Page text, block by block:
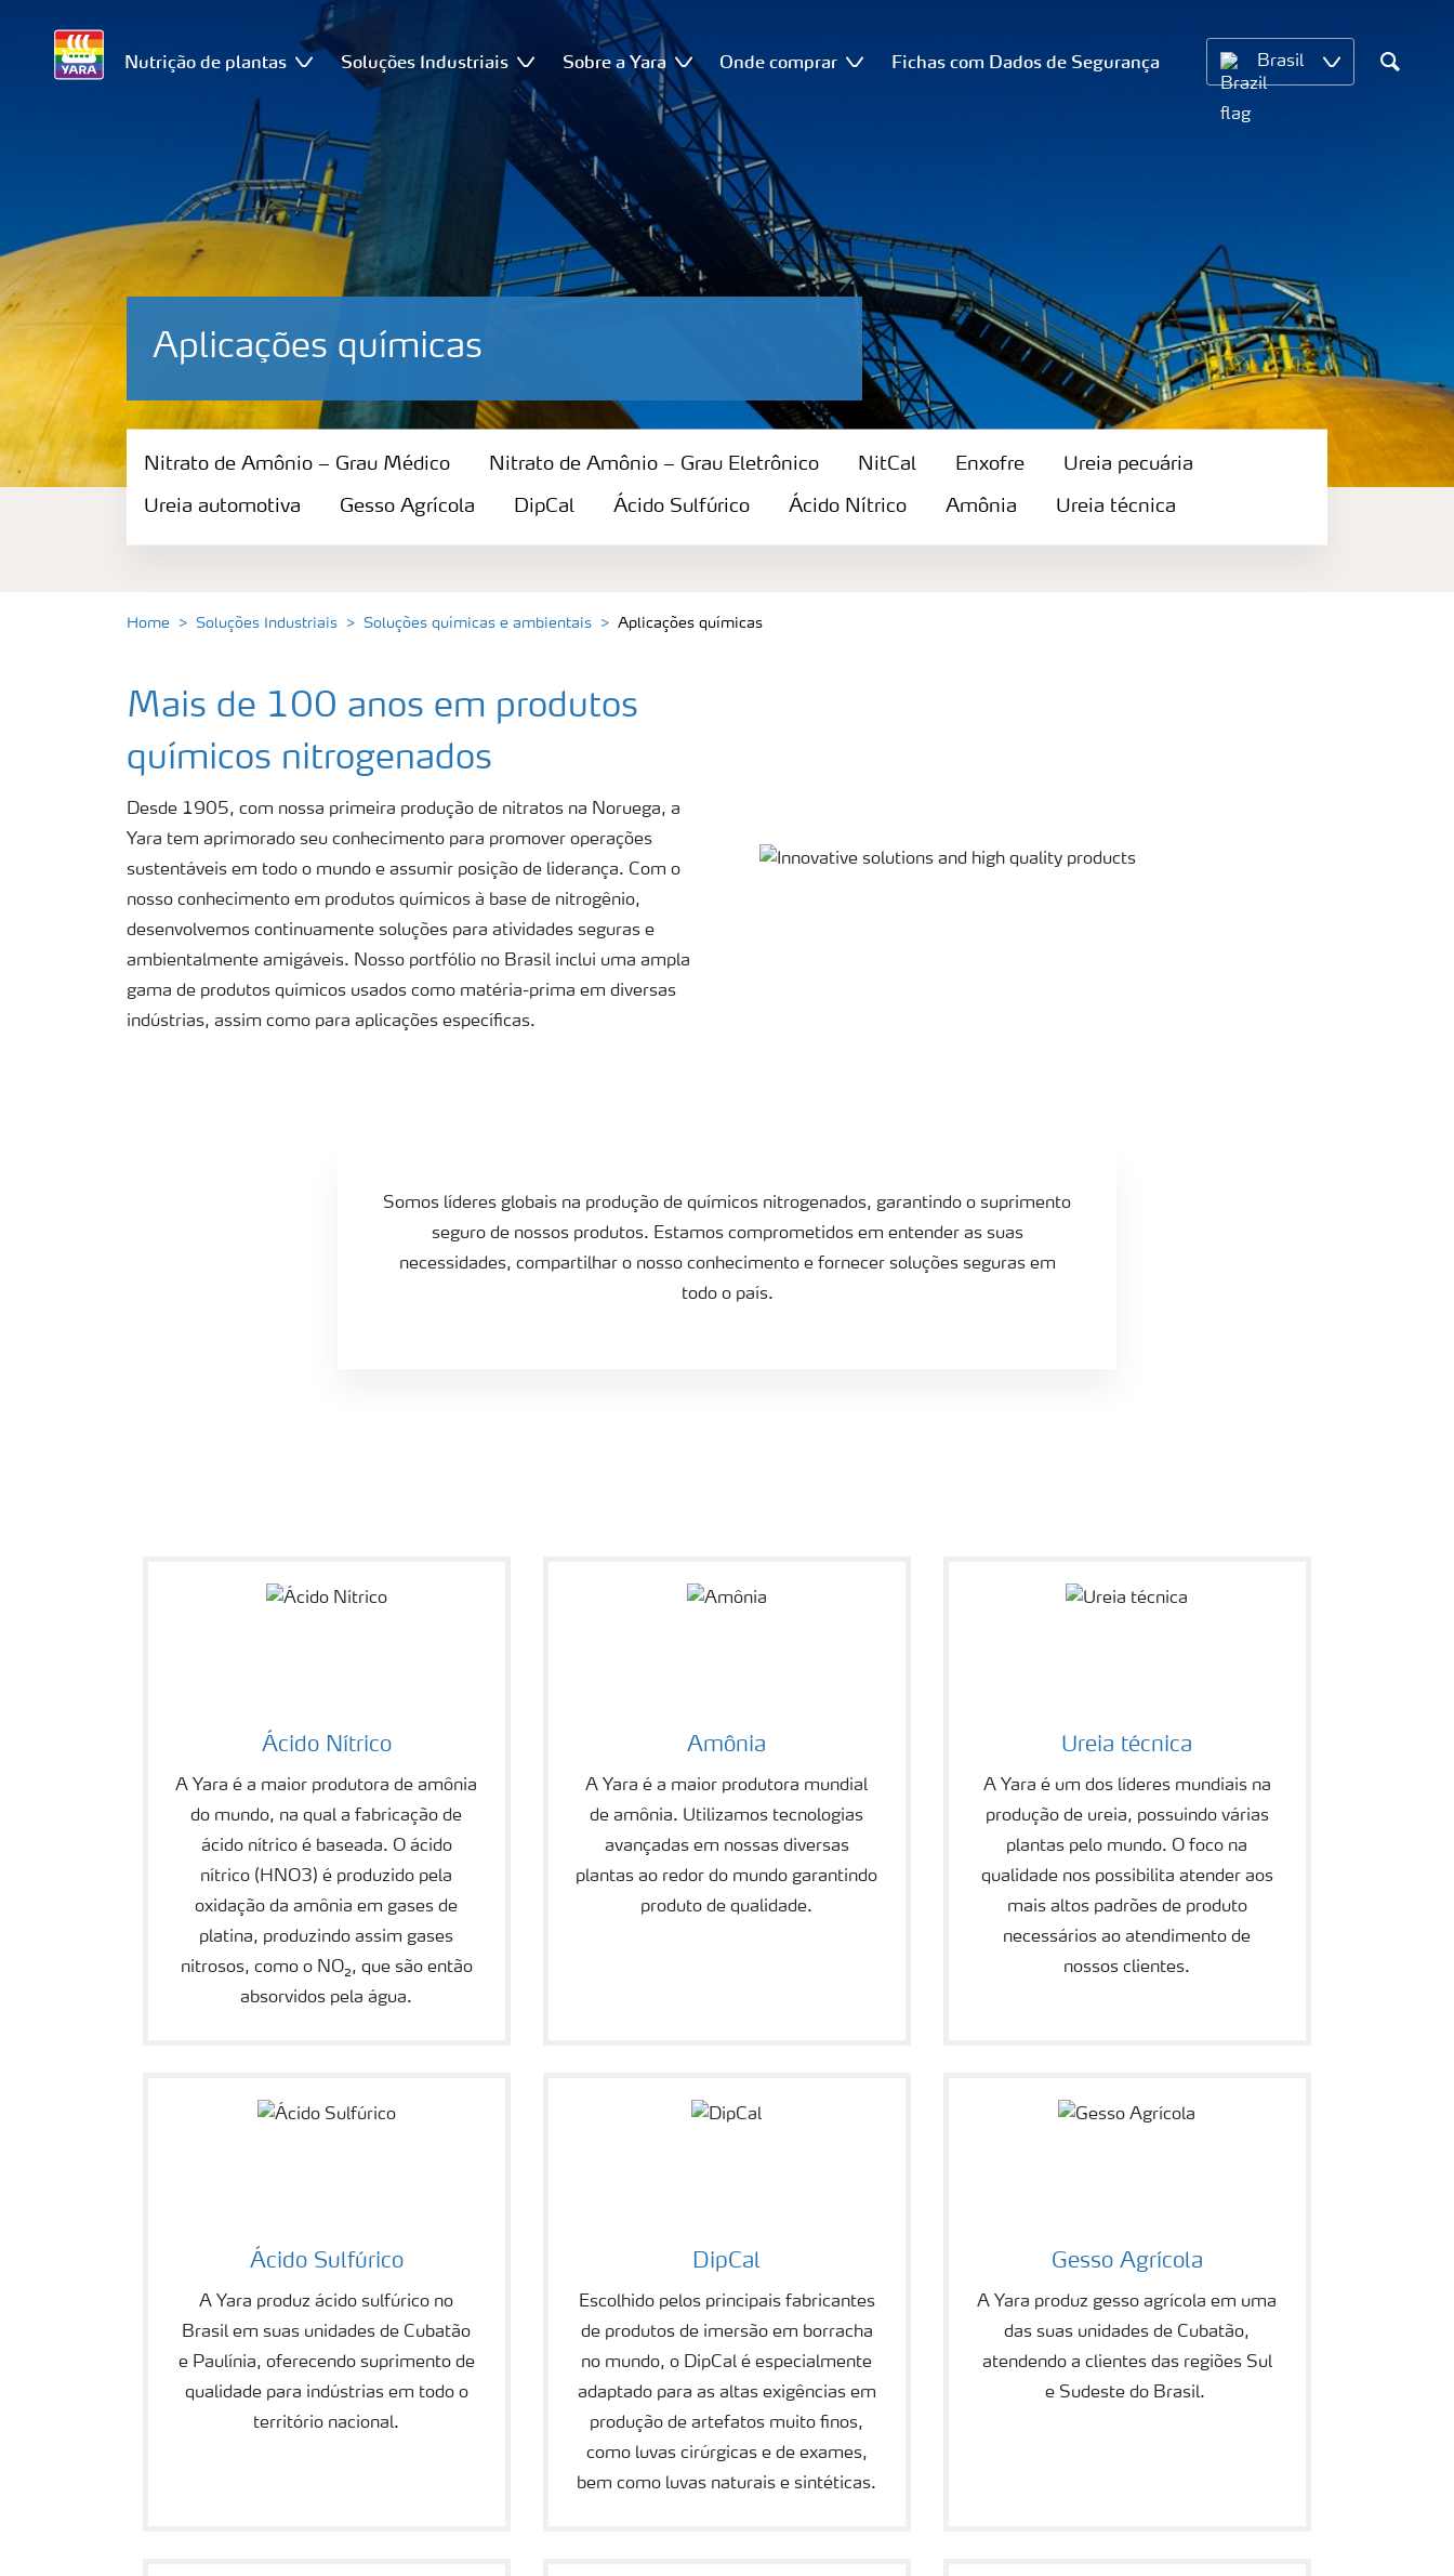
Nutrição de plantas Soluções Industriais Sobre a Yara Onde comprar Fichas com Dados de Segurança Brasil
Search
Aplicações químicas
Nitrato de Amônio – Grau Médico
Nitrato de Amônio – Grau Eletrônico
Ureia pecuária
DipCal
Ácido Sulfúrico
Nitrato de Amônio – Grau Médico Nitrato de Amônio – Grau Eletrônico NitCal Enxofre Ureia pecuária
Ureia automotiva Gesso Agrícola DipCal Ácido Sulfúrico Ácido Nítrico Amônia Ureia técnica
Home Soluções Industriais Soluções químicas e ambientais Aplicações químicas
Mais de 100 anos em produtos
químicos nitrogenados
Desde 1905, com nossa primeira produção de nitratos na Noruega, a
Yara tem aprimorado seu conhecimento para promover operações
sustentáveis em todo o mundo e assumir posição de liderança. Com o
nosso conhecimento em produtos químicos à base de nitrogênio,
desenvolvemos continuamente soluções para atividades seguras e
ambientalmente amigáveis. Nosso portfólio no Brasil inclui uma ampla
gama de produtos químicos usados como matéria-prima em diversas
indústrias, assim como para aplicações específicas.
Somos líderes globais na produção de químicos nitrogenados, garantindo o suprimento
seguro de nossos produtos. Estamos comprometidos em entender as suas
necessidades, compartilhar o nosso conhecimento e fornecer soluções seguras em
todo o país.
Ácido Nítrico
A Yara é a maior produtora de amônia
do mundo, na qual a fabricação de
ácido nítrico é baseada. O ácido
nítrico (HNO3) é produzido pela
oxidação da amônia em gases de
platina, produzindo assim gases
nitrosos, como o NO₂, que são então
absorvidos pela água.
Amônia
A Yara é a maior produtora mundial
de amônia. Utilizamos tecnologias
avançadas em nossas diversas
plantas ao redor do mundo garantindo
produto de qualidade.
Ureia técnica
A Yara é um dos líderes mundiais na
produção de ureia, possuindo várias
plantas pelo mundo. O foco na
qualidade nos possibilita atender aos
mais altos padrões de produto
necessários ao atendimento de
nossos clientes.
Ácido Sulfúrico
A Yara produz ácido sulfúrico no
Brasil em suas unidades de Cubatão
e Paulínia, oferecendo suprimento de
qualidade para indústrias em todo o
território nacional.
DipCal
Escolhido pelos principais fabricantes
de produtos de imersão em borracha
no mundo, o DipCal é especialmente
adaptado para as altas exigências em
produção de artefatos muito finos,
como luvas cirúrgicas e de exames,
bem como luvas naturais e sintéticas.
Gesso Agrícola
A Yara produz gesso agrícola em uma
das suas unidades de Cubatão,
atendendo a clientes das regiões Sul
e Sudeste do Brasil.